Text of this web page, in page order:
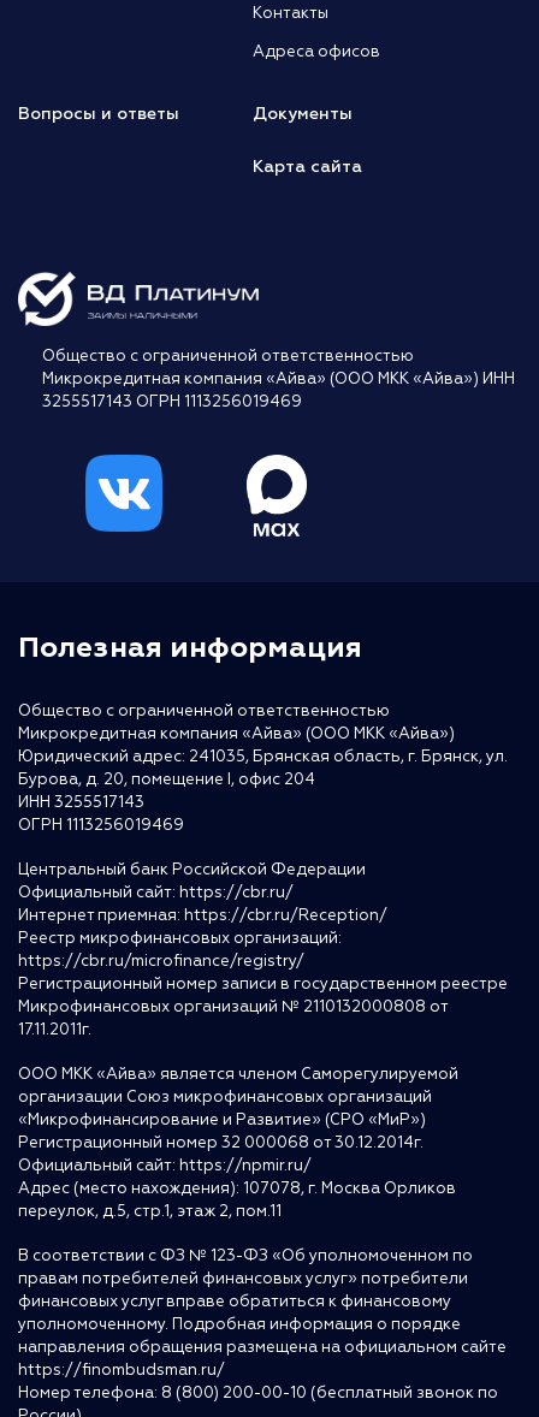
Контакты
Адреса офисов
Вопросы и ответы Документы
Карта сайта
Общество с ограниченной ответственностью
Микрокредитная компания «Айва» (ООО МКК «Айва») ИНН
3255517143 ОГРН 1113256019469
Полезная информация
Общество с ограниченной ответственностью
Микрокредитная компания «Айва» (ООО МКК «Айва»)
Юридический адрес: 241035, Брянская область, г. Брянск, ул.
Бурова, д. 20, помещение I, офис 204
ИНН 3255517143
ОГРН 1113256019469
Центральный банк Российской Федерации
Официальный сайт: https://cbr.ru/
Интернет приемная: https://cbr.ru/Reception/
Реестр микрофинансовых организаций:
https://cbr.ru/microfinance/registry/
Регистрационный номер записи в государственном реестре
Микрофинансовых организаций № 2110132000808 от
17.11.2011г.
ООО МКК «Айва» является членом Саморегулируемой
организации Союз микрофинансовых организаций
«Микрофинансирование и Развитие» (СРО «МиР»)
Регистрационный номер 32 000068 от 30.12.2014г.
Официальный сайт: https://npmir.ru/
Адрес (место нахождения): 107078, г. Москва Орликов
переулок, д.5, стр.1, этаж 2, пом.11
В соответствии с ФЗ № 123-ФЗ «Об уполномоченном по
правам потребителей финансовых услуг» потребители
финансовых услуг вправе обратиться к финансовому
уполномоченному. Подробная информация о порядке
направления обращения размещена на официальном сайте
https://finombudsman.ru/
Номер телефона: 8 (800) 200-00-10 (бесплатный звонок по